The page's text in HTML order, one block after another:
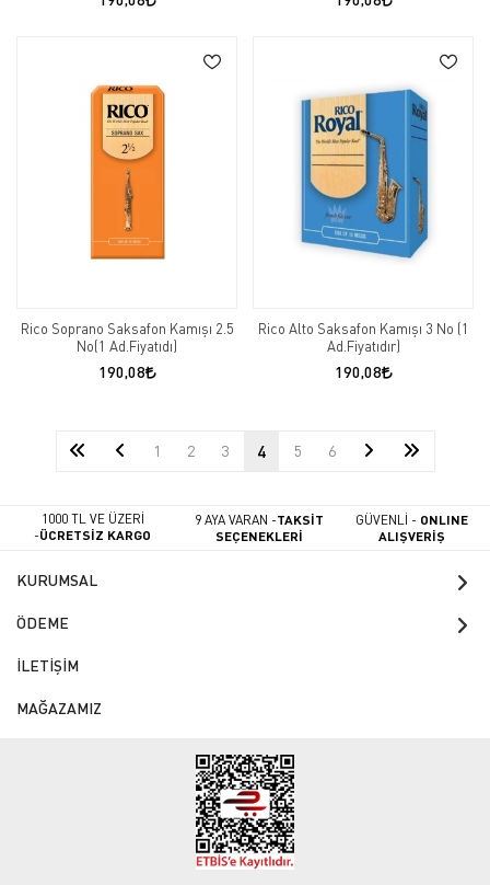
Rico Soprano Saksafon Kamışı 2.5
No(1 Ad.Fiyatıdı)
190,08
Rico Alto Saksafon Kamışı 3 No (1
Ad.Fiyatıdır)
190,08
1 2 3 4 5 6
1000 TL VE ÜZERİ
-ÜCRETSİZ KARGO
9 AYA VARAN -TAKSİT
SEÇENEKLERİ
GÜVENLİ - ONLINE
ALIŞVERİŞ
KURUMSAL
ÖDEME
İLETİŞİM
MAĞAZAMIZ